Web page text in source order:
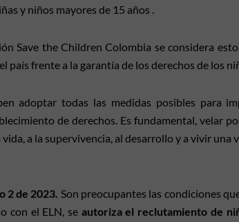
y niños mayores de 15 años .
Save the Children Colombia se considera
país frente a la garantía de los derechos de los
adoptar todas las medidas posibles para
de derechos. Es fundamental, velar
vida, a la supervivencia, al desarrollo y a vivir una
2 de 2023. Son preocupantes las condiciones
con el ELN, se autoriza el reclutamiento de